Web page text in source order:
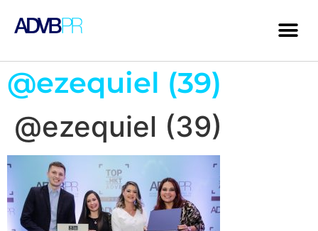
@ezequiel (39)
@ezequiel (39)